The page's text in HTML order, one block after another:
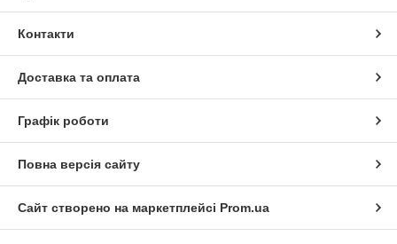
Контакти
Доставка та оплата
Графік роботи
Повна версія сайту
Сайт створено на маркетплейсі Prom.ua